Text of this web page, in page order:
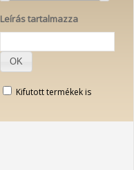
Leírás tartalmazza
OK
Kifutott termékek is